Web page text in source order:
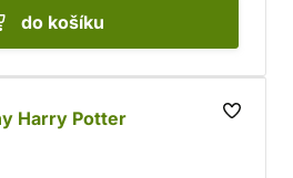
do košíku
Harry Potter